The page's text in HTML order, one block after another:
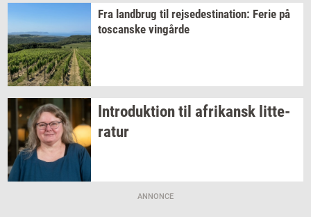
Fra land­brug til rej­se­desti­na­tion: Ferie på
toscan­ske vin­går­de
In­tro­duk­tiontil afri­kansk lit­te­
ra­tur
ANNONCE